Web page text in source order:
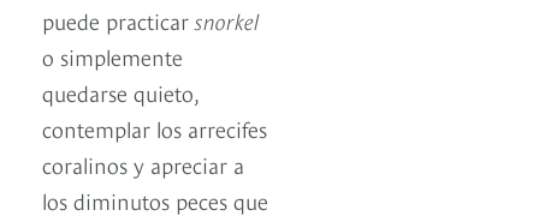
puede practicar snorkel
o simplemente
quedarse quieto,
contemplar los arrecifes
coralinos y apreciar a
los diminutos peces que